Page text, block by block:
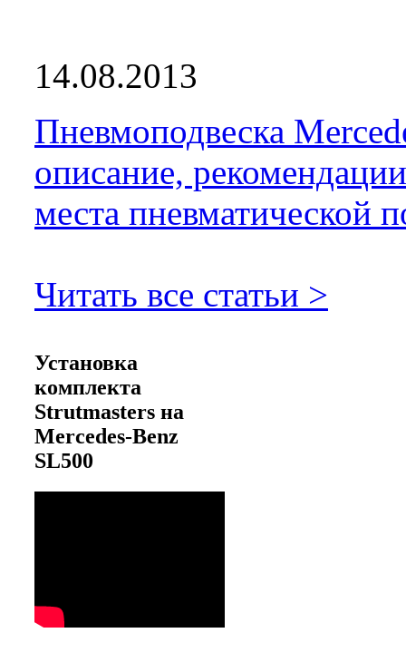
14.08.2013
Пневмоподвеска
описание,
места пневматической
Читать все статьи >
Установка
комплекта
Strutmasters на
Mercedes-Benz
SL500